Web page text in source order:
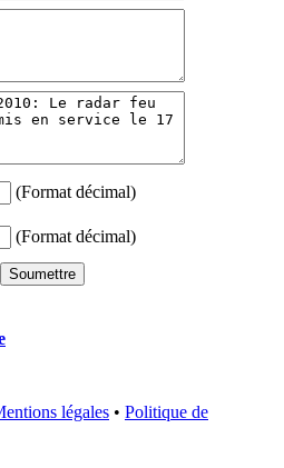
(Format décimal)
(Format décimal)
légales • Politique de